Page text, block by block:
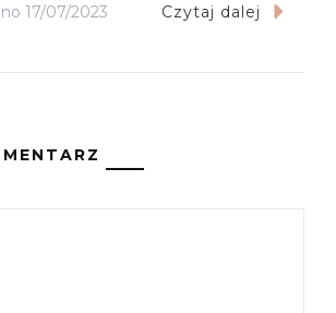
17/07/2023 Czytaj dalej